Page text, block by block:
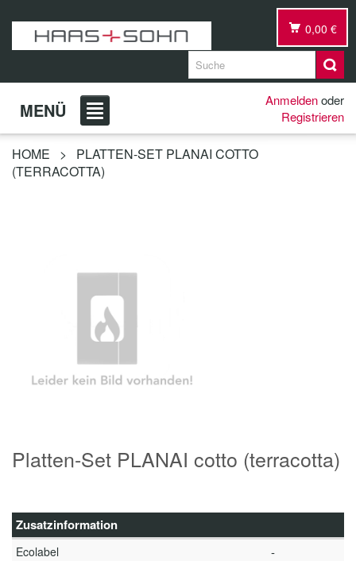
0,00 €
MENÜ Anmeldenoder
Registrieren
HOME >
PLATTEN-SET PLANAI COTTO
(TERRACOTTA)
Platten-Set PLANAI cotto (terracotta)
Zusatzinformation
Ecolabel -